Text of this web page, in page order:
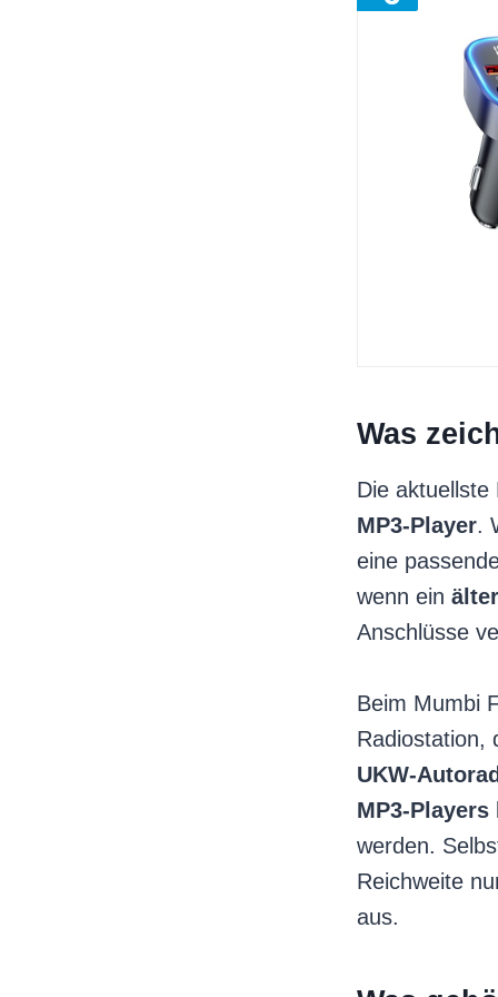
Was
Die
MP3-Player.
eine
wenn ein
Anschlüsse
Beim Mumbi
Radiostation,
UKW-
MP3-Players
werden.
Reichweite
aus.